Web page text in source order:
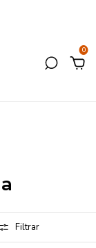
0
Filtrar